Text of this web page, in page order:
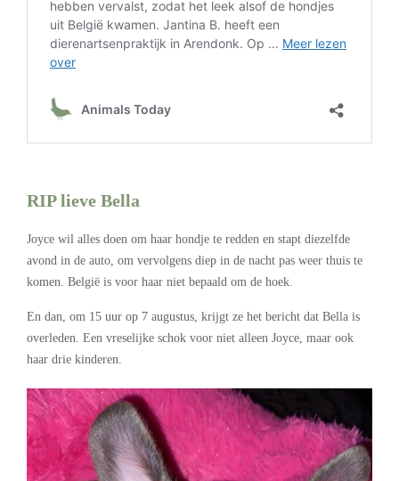
RIP lieve Bella
Joyce wil alles doen om haar hondje te redden en stapt diezelfde
avond in de auto, om vervolgens diep in de nacht pas weer thuis te
komen. België is voor haar niet bepaald om de hoek.
En dan, om 15 uur op 7 augustus, krijgt ze het bericht dat Bella is
overleden. Een vreselijke schok voor niet alleen Joyce, maar ook
haar drie kinderen.